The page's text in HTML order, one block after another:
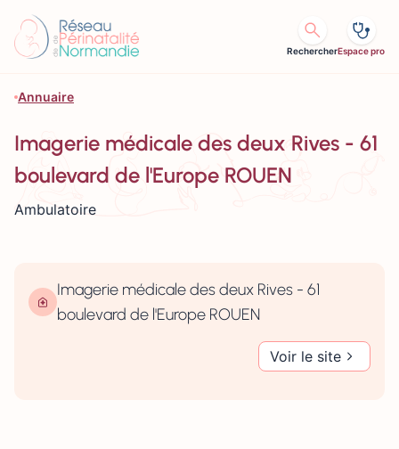
RechercherEspace pro
Annuaire
Imagerie médicale des deux Rives - 61
boulevard de l'Europe ROUEN
Ambulatoire
Imagerie médicale des deux Rives - 61
boulevard de l'Europe ROUEN
Voir le site